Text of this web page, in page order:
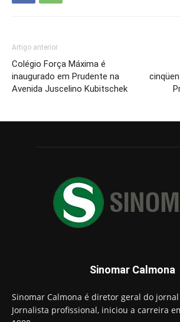
Artigo anterior
Colégio Força Máxima é
inaugurado em Prudente na
Avenida Juscelino Kubitschek
Sinomar Calmona
Sinomar Calmona é diretor geral do
Jornalista profissional, iniciou a carreira